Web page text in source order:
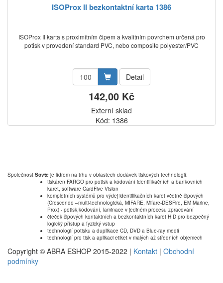
ISOProx II bezkontaktní karta 1386
ISOProx II karta s proximitním čipem a kvalitním povrchem určená pro
potisk v provedení standard PVC, nebo composite polyester/PVC
Detail
142,00 Kč
Externí sklad
Kód: 1386
Společnost Sovte je lídrem na trhu v oblastech dodávek tiskových technologií:
tiskáren FARGO pro potisk a kódování identifikačních a bankovních
karet, software CardFive Vision
kompletních systémů pro výdej identifikačních karet včetně čipových
(Crescendo –multi-technologická, MIFARE, Mifare-DESFire, EM Marine,
Prox) - potisk,kódování, laminace v jediném procesu zpracování
čteček čipových kontaktních a bezkontaktních karet HID pro bezpečný
logický přístup a fyzický vstup
technologií potisku a duplikace CD, DVD a Blue-ray medií
technologií pro tisk a aplikaci etiket v malých až středních objemech
Copyright © ABRA ESHOP 2015-2022 | Kontakt | Obchodní
podmínky